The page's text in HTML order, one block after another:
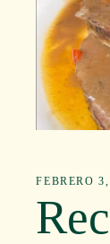
FEBRERO